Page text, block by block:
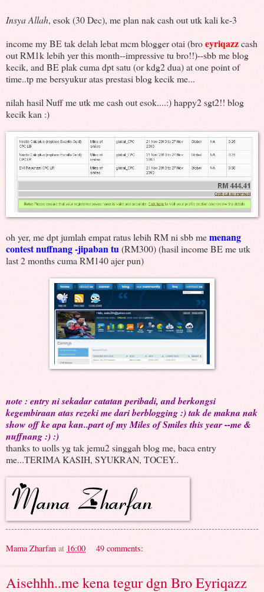
Insya Allah, esok (30 Dec), me plan nak cash out utk kali ke-3
income my BE tak delah lebat mcm blogger otai (broeyriqazzcash
out RM1k lebih yer this month--impressive tu bro!!)--sbb me blog
kecik, and BE plak cuma dpt satu (or kdg2 dua) at one point of
time..tp me bersyukur atas prestasi blog kecik me...
nilah hasil Nuff me utk me cash out esok....:) happy2 sgt2!! blog
kecik kan :)
oh yer, me dpt jumlah empat ratus lebih RM ni sbb memenang
contest nuffnang -jipaban tu(RM300) (hasil income BE me utk
last 2 months cuma RM140 ajer pun)
note : entry ni sekadar catatan peribadi, and berkongsi
kegembiraan atas rezeki me dari berblogging :) tak de makna nak
show off ke apa kan..part of my Miles of Smiles this year --me &
nuffnang :) :)
thanks to uolls yg tak jemu2 singgah blog me, baca entry
me...TERIMA KASIH, SYUKRAN, TOCEY..
Mama Zharfan at 16:00 49 comments:
Aisehhh..me kena tegur dgn Bro Eyriqazz